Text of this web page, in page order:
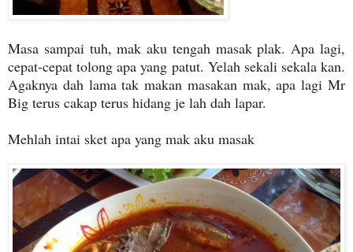
Masa sampai tuh, mak aku tengah masak plak. Apa lagi,
cepat-cepat tolong apa yang patut. Yelah sekali sekala kan.
Agaknya dah lama tak makan masakan mak, apa lagi Mr
Big terus cakap terus hidang je lah dah lapar.
Mehlah intai sket apa yang mak aku masak